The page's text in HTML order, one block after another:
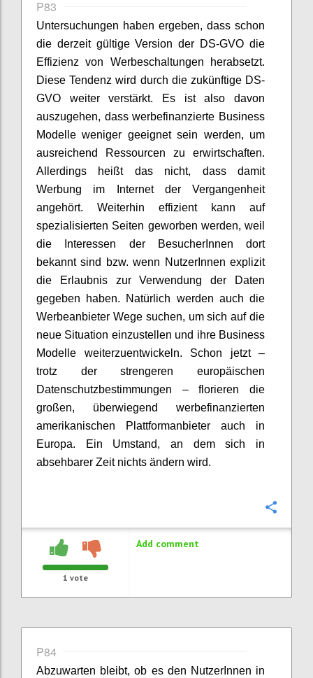
P83
Untersuchungen haben ergeben, dass schon
die derzeit gültige Version der DS-GVO die
Effizienz von Werbeschaltungen herabsetzt.
Diese Tendenz wird durch die zukünftige DS-
GVO weiter verstärkt. Es ist also davon
auszugehen, dass werbefinanzierte Business
Modelle weniger geeignet sein werden, um
ausreichend Ressourcen zu erwirtschaften.
Allerdings heißt das nicht, dass damit
Werbung im Internet der Vergangenheit
angehört. Weiterhin effizient kann auf
spezialisierten Seiten geworben werden, weil
die Interessen der BesucherInnen dort
bekannt sind bzw. wenn NutzerInnen explizit
die Erlaubnis zur Verwendung der Daten
gegeben haben. Natürlich werden auch die
Werbeanbieter Wege suchen, um sich auf die
neue Situation einzustellen und ihre Business
Modelle weiterzuentwickeln. Schon jetzt –
trotz der strengeren europäischen
Datenschutzbestimmungen – florieren die
großen, überwiegend werbefinanzierten
amerikanischen Plattformanbieter auch in
Europa. Ein Umstand, an dem sich in
absehbarer Zeit nichts ändern wird.
1 vote
Add comment
P84
Abzuwarten bleibt, ob es den NutzerInnen in